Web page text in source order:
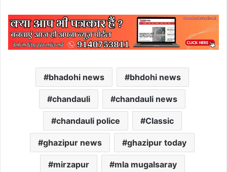
bhadohi news bhdohi news
chandauli chandauli news
chandauli police Classic
ghazipur news ghazipur today
mirzapur mla mugalsaray